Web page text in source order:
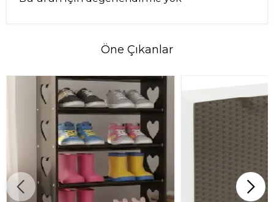
Öne Çıkanlar